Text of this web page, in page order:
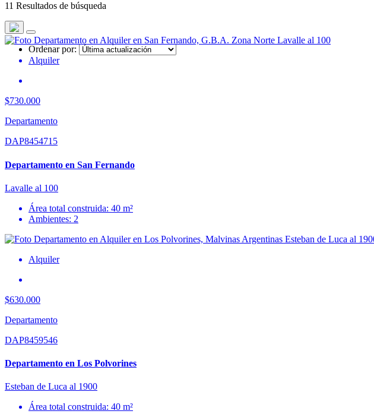
11 Resultados de búsqueda
Ordenar por:
Alquiler
$730.000
Departamento
DAP8454715
Departamento en San Fernando
Lavalle al 100
Área total construida: 40 m²
Ambientes: 2
Alquiler
$630.000
Departamento
DAP8459546
Departamento en Los Polvorines
Esteban de Luca al 1900
Área total construida: 40 m²